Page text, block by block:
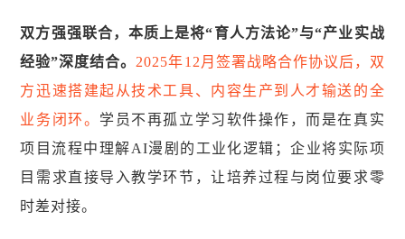
双方强强联合，本质上是将“育人方法论”与“产业实战
经验”深度结合。 2025年12月签署战略合作协议后，双
方迅速搭建起从技术工具、内容生产到人才输送的全
业务闭环。 学员不再孤立学习软件操作，而是在真实
项目流程中理解AI漫剧的工业化逻辑；企业将实际项
目需求直接导入教学环节，让培养过程与岗位要求零
时差对接。